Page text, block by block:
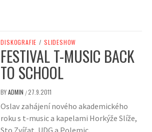
DISKOGRAFIE / SLIDESHOW
FESTIVAL T-MUSIC BACK
TO SCHOOL
BYADMIN /27.9.2011
Oslav zahájení nového akademického
roku s t-music a kapelami Horkýže Slíže,